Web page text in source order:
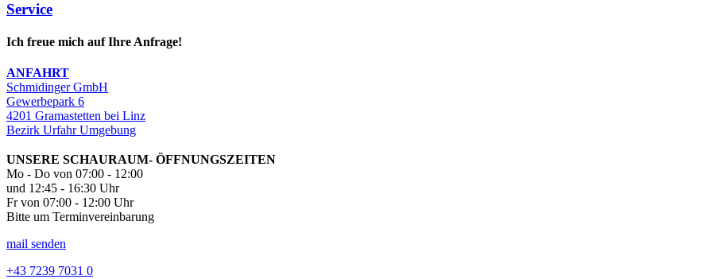
Service
Ich freue mich auf Ihre Anfrage!
ANFAHRT
Schmidinger GmbH
Gewerbepark 6
4201 Gramastetten bei Linz
Bezirk Urfahr Umgebung
UNSERE SCHAURAUM- ÖFFNUNGSZEITEN
Mo - Do von 07:00 - 12:00
und 12:45 - 16:30 Uhr
Fr von 07:00 - 12:00 Uhr
Bitte um Terminvereinbarung
mail senden
+43 7239 7031 0